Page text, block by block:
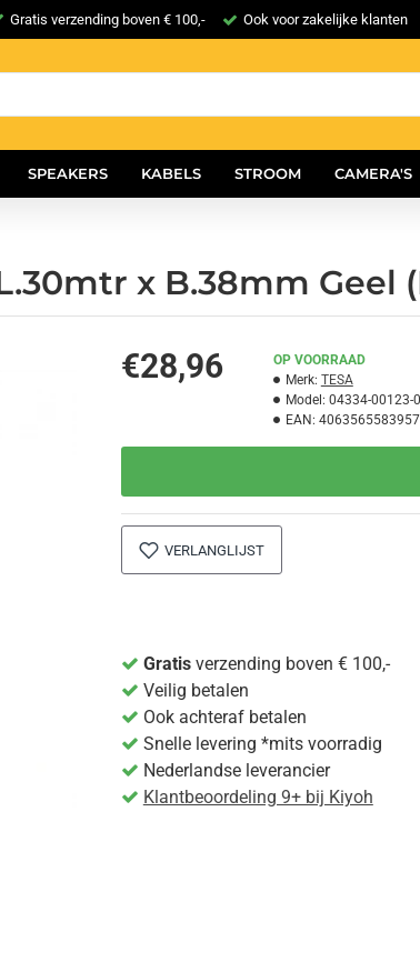
Gratis verzending boven € 100,- Ook voor zakelijke klanten
SPEAKERS KABELS STROOM CAMERA'S
x B.38mm Geel
€28,96
OP VOORRAAD
Merk: TESA
Model: 04334-00123-
EAN: 4063565583957
VERLANGLIJST
Gratisverzending boven € 100,-
Veilig betalen
Ook achteraf betalen
Snelle levering *mits voorradig
Nederlandse leverancier
Klantbeoordeling 9+ bij Kiyoh